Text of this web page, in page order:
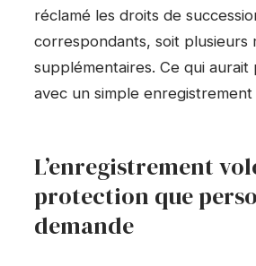
réclamé les droits de
correspondants, soit plusieurs
supplémentaires. Ce qui
avec un simple
L’enregistrement
protection que
demande